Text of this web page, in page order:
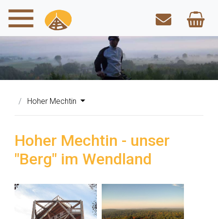
Hoher Mechtin
Hoher Mechtin - unser
"Berg" im Wendland